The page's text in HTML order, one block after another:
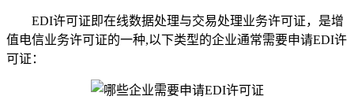
EDI许可证即在线数据处理与交易处理业务许可证，是增
值电信业务许可证的一种,以下类型的企业通常需要申请EDI许
可证：